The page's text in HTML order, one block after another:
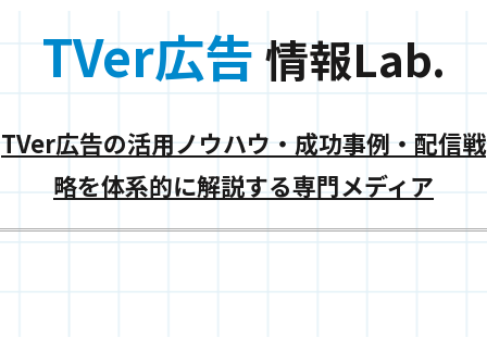
TVer広告 情報Lab.
TVer広告の活用ノウハウ・成功事例・配信戦
略を体系的に解説する専門メディア